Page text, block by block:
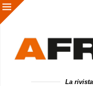
La